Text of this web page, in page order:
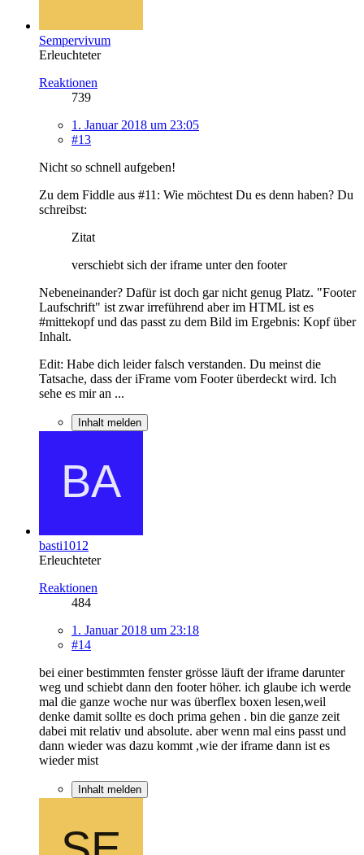
Sempervivum
Erleuchteter
Reaktionen
739
1. Januar 2018 um 23:05
#13
Nicht so schnell aufgeben!
Zu dem Fiddle aus #11: Wie möchtest Du es denn haben? Du
schreibst:
Zitat
verschiebt sich der iframe unter den footer
Nebeneinander? Dafür ist doch gar nicht genug Platz. "Footer
Laufschrift" ist zwar irreführend aber im HTML ist es
#mittekopf und das passt zu dem Bild im Ergebnis: Kopf über
Inhalt.
Edit: Habe dich leider falsch verstanden. Du meinst die
Tatsache, dass der iFrame vom Footer überdeckt wird. Ich
sehe es mir an ...
Inhalt melden
basti1012
Erleuchteter
Reaktionen
484
1. Januar 2018 um 23:18
#14
bei einer bestimmten fenster grösse läuft der iframe darunter
weg und schiebt dann den footer höher. ich glaube ich werde
mal die ganze woche nur was überflex boxen lesen,weil
denke damit sollte es doch prima gehen . bin die ganze zeit
dabei mit relativ und absolute. aber wenn mal eins passt und
dann wieder was dazu kommt ,wie der iframe dann ist es
wieder mist
Inhalt melden